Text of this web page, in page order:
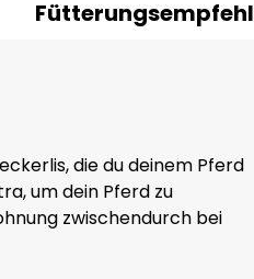
die du deinem Pferd
um dein Pferd zu
zwischendurch bei